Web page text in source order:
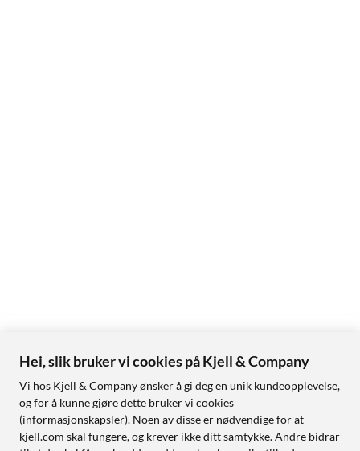
Hei, slik bruker vi cookies på Kjell & Company
Vi hos Kjell & Company ønsker å gi deg en unik kundeopplevelse,
og for å kunne gjøre dette bruker vi cookies
(informasjonskapsler). Noen av disse er nødvendige for at
kjell.com skal fungere, og krever ikke ditt samtykke. Andre bidrar